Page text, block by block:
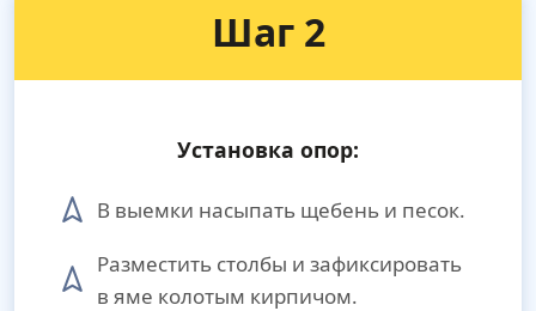
Шаг 2
Установка опор:
В выемки насыпать щебень и песок.
Разместить столбы и зафиксировать
в яме колотым кирпичом.